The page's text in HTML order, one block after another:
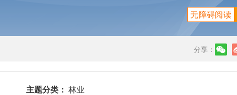
无障碍阅读
分享：
主题分类：
林业